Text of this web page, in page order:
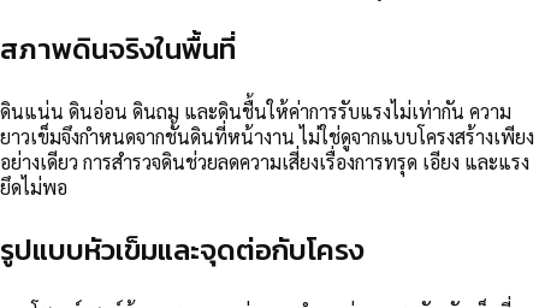
สภาพดินจริงในพื้นที่
ดินแน่น ดินอ่อน ดินถม และดินชื้นให้ค่าการรับแรงไม่เท่ากัน ความ
ยาวเข็มจึงกำหนดจากชั้นดินที่หน้างาน ไม่ใช่ดูจากแบบโครงสร้างเพียง
อย่างเดียว การสำรวจดินช่วยลดความเสี่ยงเรื่องการทรุด เอียง และแรง
ยึดไม่พอ
รูปแบบหัวเข็มและจุดต่อกับโครง